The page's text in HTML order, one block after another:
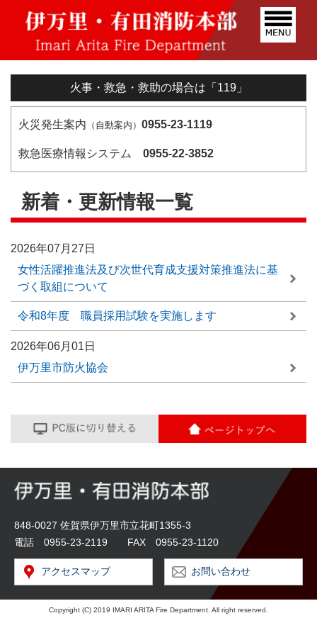
火事・救急・救助の場合は「119」
火災発生案内 （自動案内） 0955-23-1119
救急医療情報システム 0955-22-3852
新着・更新情報一覧
2026年07月27日
女性活躍推進法及び次世代育成支援対策推進法に基
づく取組について
令和8年度 職員採用試験を実施します
2026年06月01日
伊万里市防火協会
848-0027 佐賀県伊万里市立花町1355-3
電話 0955-23-2119 FAX 0955-23-1120
アクセスマップ お問い合わせ
Copyright (C) 2019 IMARI ARITA Fire Department. All right reserved.